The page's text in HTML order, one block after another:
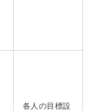
各人の目標設